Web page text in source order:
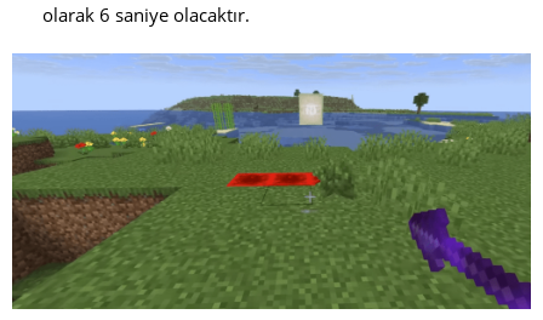
olarak 6 saniye olacaktır.